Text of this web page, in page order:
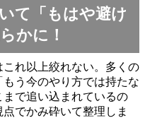
て「もはや避け
かに！
れ以上絞れない。多くの
う今のやり方では持たな
で追い込まれているの
でかみ砕いて整理しま